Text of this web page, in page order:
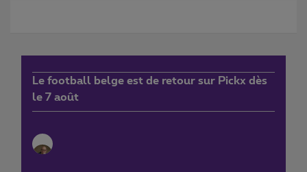
Le football belge est de retour sur Pickx dès
le 7 août